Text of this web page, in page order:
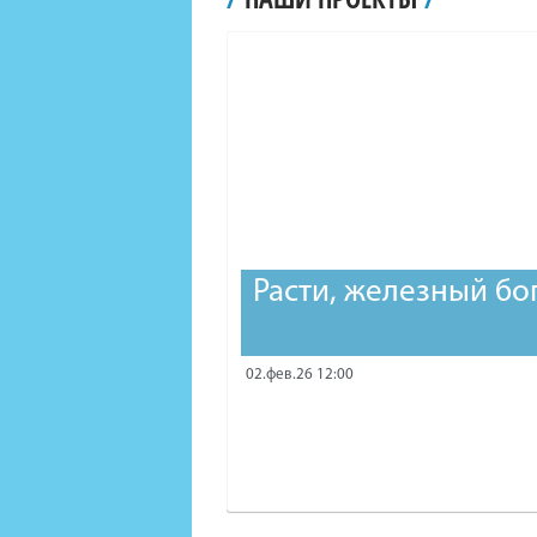
Расти, железный
02.фев.26 12:00